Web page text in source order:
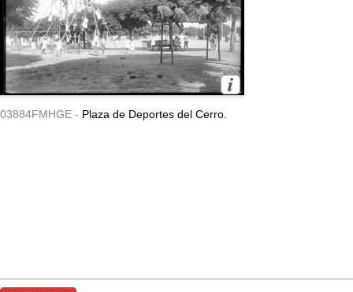
03884FMHGE - Plaza de Deportes del Cerro.